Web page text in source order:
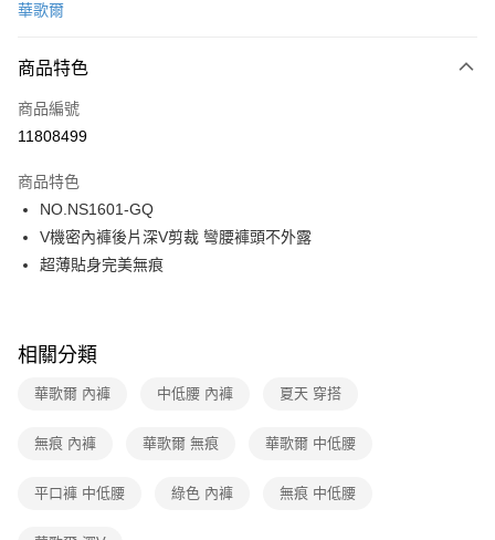
LINE Pay
街口支付
運送方式
全家取貨付款
每筆NT$80，滿NT$1,000(含以上)免運費
每筆NT$80，滿NT$1,000(含以上)免運費
7-11取貨付款
付款後7-11取貨
每筆NT$80，滿NT$1,000(含以上)免運費
華歌爾
商品特色
商品編號
11808499
商品特色
NO.NS1601-GQ
V機密內褲後片深V剪裁 彎腰褲頭不外露
超薄貼身完美無痕
相關分類
華歌爾 內褲 中低腰 內褲 夏天 穿搭
無痕 內褲 華歌爾 無痕 華歌爾 中低腰
平口褲 中低腰 綠色 內褲 無痕 中低腰